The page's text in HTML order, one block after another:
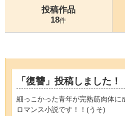
投稿作品
18件
「復讐」投稿しました！
細っこかった青年が完熟筋肉体に
ロマンス小説です！！(うそ)